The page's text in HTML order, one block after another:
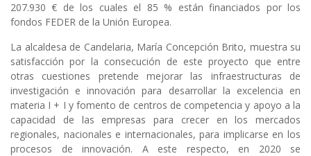
207.930 € de los cuales el 85 % están financiados por los
fondos FEDER de la Unión Europea.
La alcaldesa de Candelaria, María Concepción Brito, muestra su
satisfacción por la consecución de este proyecto que entre
otras cuestiones pretende mejorar las infraestructuras de
investigación e innovación para desarrollar la excelencia en
materia I + I y fomento de centros de competencia y apoyo a la
capacidad de las empresas para crecer en los mercados
regionales, nacionales e internacionales, para implicarse en los
procesos de innovación. A este respecto, en 2020 se